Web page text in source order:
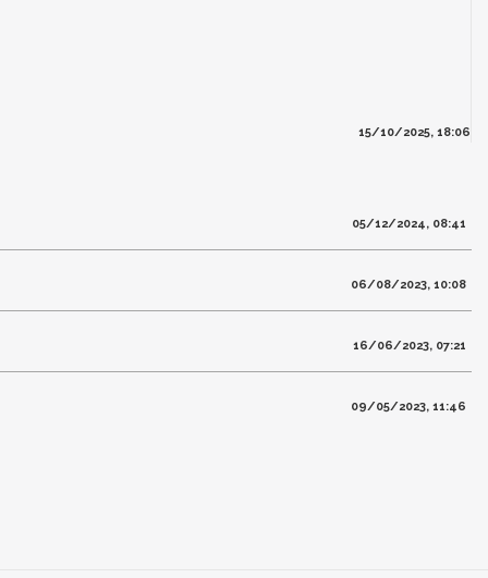
15/10/2025, 18:06
05/12/2024, 08:41
06/08/2023, 10:08
16/06/2023, 07:21
09/05/2023, 11:46